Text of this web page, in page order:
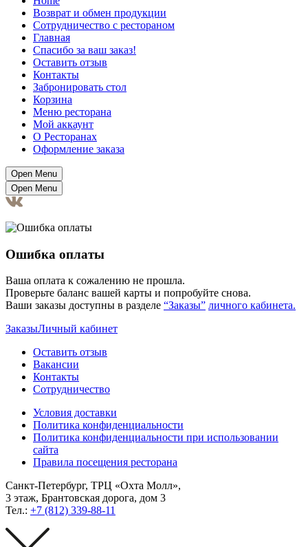
Возврат и обмен продукции
Сотрудничество с рестораном
Главная
Спасибо за ваш заказ!
Оставить отзыв
Контакты
Забронировать стол
Корзина
Меню ресторана
Мой аккаунт
О Ресторанах
Оформление заказа
Open Menu
Open Menu
Ошибка оплаты
Ваша оплата к сожалению не прошла.
Проверьте баланс вашей карты и попробуйте снова.
Ваши заказы доступны в разделе “Заказы” личного кабинета.
ЗаказыЛичный кабинет
Оставить отзыв
Вакансии
Контакты
Сотрудничество
Условия доставки
Политика конфиденциальности
Политика конфиденциальности при использовании
сайта
Правила посещения ресторана
Санкт-Петербург, ТРЦ «Охта Молл»,
3 этаж, Брантовская дорога, дом 3
Тел.: +7 (812) 339-88-11